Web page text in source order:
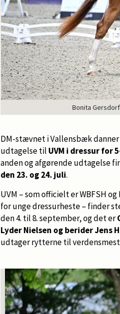
Bonita
DM-stævnet i Vallensbæk
udtagelse til UVM i dressur for
anden og afgørende udtagelse
den 23. og 24. juli.
UVM – som officielt er WBFSH
for unge dressurheste – finder
den 4. til 8. september, og det er
Lyder Nielsen og berider Jens
udtager rytterne til